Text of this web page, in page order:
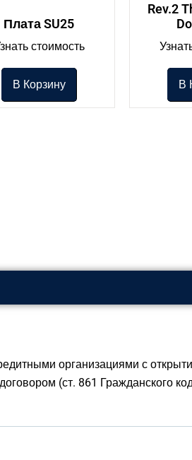
Плата SU25
стоимость
В Корзину
Rev.2
В
организациями с
(ст. 861 Гражданского